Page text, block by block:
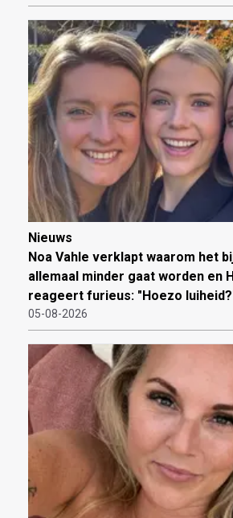
Nieuws
Noa Vahle verklapt waarom het
allemaal minder gaat worden en
reageert furieus: "Hoezo
05-08-2026